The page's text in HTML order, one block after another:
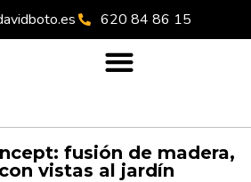
620 84 86 15
fusión de madera,
vistas al jardín